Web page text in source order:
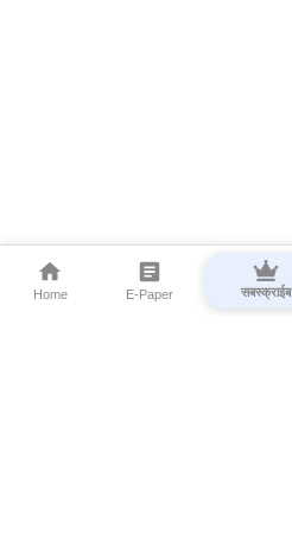
Home E-Paper सबस्क्राईब